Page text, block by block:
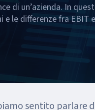
di un’azienda. In
e le differenze fra EBIT
sentito parlare